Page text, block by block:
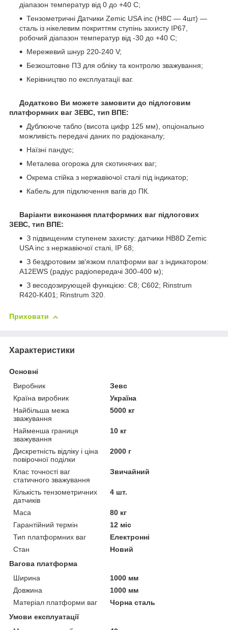
діапазон температур від 0 до +40 С;
Тензометричні Датчики Zemic USA inc (Н8С ― 4шт) ―
сталь із нікелевим покриттям ступінь захисту IP67,
робочий діапазон температур від -30 до +40 С;
Мережевий шнур 220-240 V;
Безкоштовне ПЗ для обліку та контролю зважування;
Керівництво по експлуатації ваг.
Додатково Ви можете замовити до підлоговим
платформних ваг ЗЕВС, тип ВПЕ:
Дублююче табло (висота цифр 125 мм), опціонально
можливість передачі даних по радіоканалу;
Наїзні пандус;
Металева огорожа для скотинячих ваг;
Окрема стійка з нержавіючої сталі під індикатор;
Кабель для підключення вагів до ПК.
Варіанти виконання платформних ваг підлогових
ЗЕВС, тип ВПЕ:
З підвищеним ступенем захисту: датчики HB8D Zemic
USA inc з нержавіючої сталі, IP 68;
З бездротовим зв'язком платформи ваг з індикатором:
A12EWS (радіус радіопередачі 300-400 м);
З весодозирующей функцією: С8; С602; Rinstrum
R420-K401; Rinstrum 320.
Приховати
Характеристики
Основні
Виробник
Зевс
Країна виробник
Україна
Найбільша межа
зважування
5000 кг
Найменша границя
зважування
10 кг
Дискретність відліку і ціна
повірочної поділки
2000 г
Клас точності ваг
статичного зважування
Звичайний
Кількість тензометричних
датчиків
4 шт.
Маса
80 кг
Гарантійний термін
12 міс
Тип платформних ваг
Електронні
Стан
Новий
Вагова платформа
Ширина
1000 мм
Довжина
1000 мм
Матеріал платформи ваг
Чорна сталь
Умови експлуатації